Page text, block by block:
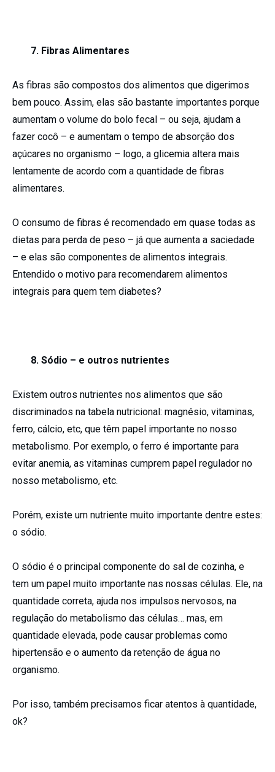
7. Fibras Alimentares
As fibras são compostos dos alimentos que digerimos
bem pouco. Assim, elas são bastante importantes porque
aumentam o volume do bolo fecal – ou seja, ajudam a
fazer cocô – e aumentam o tempo de absorção dos
açúcares no organismo – logo, a glicemia altera mais
lentamente de acordo com a quantidade de fibras
alimentares.
O consumo de fibras é recomendado em quase todas as
dietas para perda de peso – já que aumenta a saciedade
– e elas são componentes de alimentos integrais.
Entendido o motivo para recomendarem alimentos
integrais para quem tem diabetes?
8. Sódio – e outros nutrientes
Existem outros nutrientes nos alimentos que são
discriminados na tabela nutricional: magnésio, vitaminas,
ferro, cálcio, etc, que têm papel importante no nosso
metabolismo. Por exemplo, o ferro é importante para
evitar anemia, as vitaminas cumprem papel regulador no
nosso metabolismo, etc.
Porém, existe um nutriente muito importante dentre estes:
o sódio.
O sódio é o principal componente do sal de cozinha, e
tem um papel muito importante nas nossas células. Ele, na
quantidade correta, ajuda nos impulsos nervosos, na
regulação do metabolismo das células… mas, em
quantidade elevada, pode causar problemas como
hipertensão e o aumento da retenção de água no
organismo.
Por isso, também precisamos ficar atentos à quantidade,
ok?